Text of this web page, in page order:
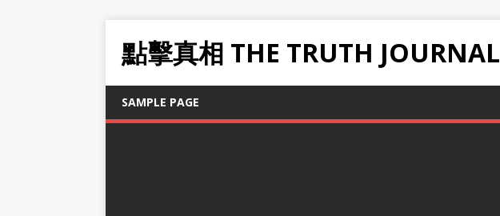
點擊真相 THE TRUTH JOURNAL
SAMPLE PAGE